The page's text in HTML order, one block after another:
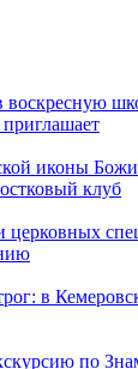
воскресную
иконы
клуб
церковных
в
по